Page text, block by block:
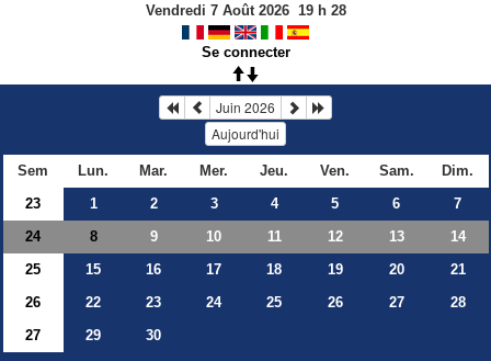
Vendredi 7 Août 2026 19h 28
Se connecter
Juin 2026
Aujourd'hui
Sem Lun. Mar. Mer. Jeu. Ven. Sam.
Dim.
23
1 2 3 4 5 6
7
24
8 9 10 11 12 13
14
25
15 16 17 18 19 20
21
26
22 23 24 25 26 27
28
27
29 30